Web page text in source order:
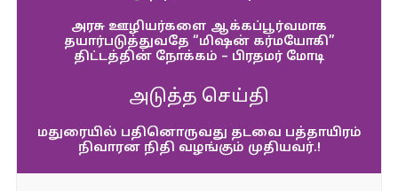
அரசு ஊழியர்களை ஆக்கப்பூர்வமாக
தயார்படுத்துவதே “மிஷன் கர்மயோகி”
திட்டத்தின் நோக்கம் – பிரதமர் மோடி
அடுத்த செய்தி
மதுரையில் பதினொருவது தடவை பத்தாயிரம்
நிவாரன நிதி வழங்கும் முதியவர்.!